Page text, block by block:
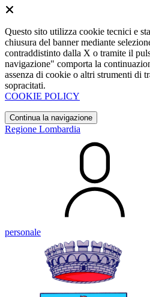
Questo sito utilizza cookie tecnici e
chiusura del banner mediante
contraddistinto dalla X o tramite il
navigazione" comporta la
assenza di cookie o altri strumenti di
sopracitati.
COOKIE POLICY
Continua la navigazione
Regione Lombardia
personale